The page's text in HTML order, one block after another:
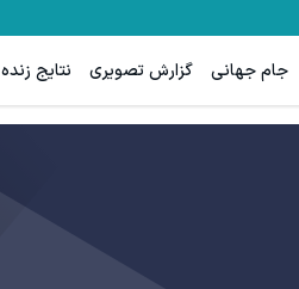
جام جهانی گزارش تصویری نتایج زنده